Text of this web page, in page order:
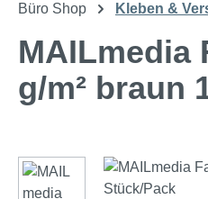
Büro Shop Kleben &
MAILmedia
g/m² braun
Bildergalerie überspringen